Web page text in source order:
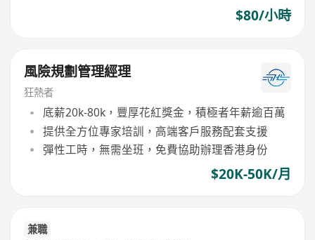
$80/小時
風險規劃管理經理
狂熱者
底薪20k-80k，豐厚花紅獎金，積極者年薪逾百萬
提供全方位專家培訓，高端客戶服務配套支援
彈性工時，無需坐班，免費協助辦理香港身份
$20K-50K/月
兼職